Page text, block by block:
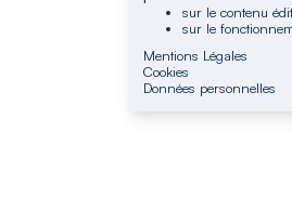
sur le contenu
sur le
Mentions Légales
Cookies
Données personnelles